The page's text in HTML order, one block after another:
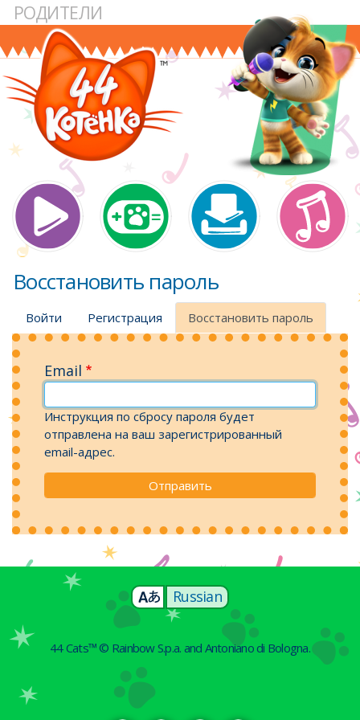
к
основному
содержанию
РОДИТЕЛИ
Main navigation
Восстановить пароль
Главные
вкладки
Войти Регистрация Восстановить пароль
Email
Инструкция по сбросу пароля будет
отправлена на ваш зарегистрированный
email-адрес.
44 Cats™ © Rainbow S.p.a. and Antoniano di Bologna.
Russian